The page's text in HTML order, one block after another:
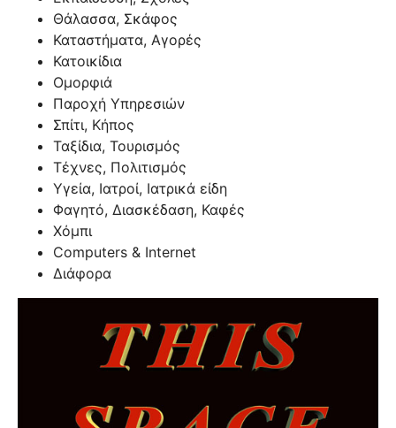
Θάλασσα, Σκάφος
Καταστήματα, Αγορές
Κατοικίδια
Ομορφιά
Παροχή Υπηρεσιών
Σπίτι, Κήπος
Ταξίδια, Τουρισμός
Τέχνες, Πολιτισμός
Υγεία, Ιατροί, Ιατρικά είδη
Φαγητό, Διασκέδαση, Καφές
Χόμπι
Computers & Internet
Διάφορα